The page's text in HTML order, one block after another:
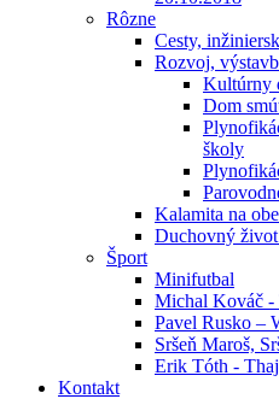
Rôzne
Cesty,
Rozvoj,
Kultúrny
Dom
školy
Kalamita na
Duchovný
Šport
Minifutbal
Michal Kováč -
Pavel Rusko –
Sršeň Maroš,
Erik Tóth -
Kontakt